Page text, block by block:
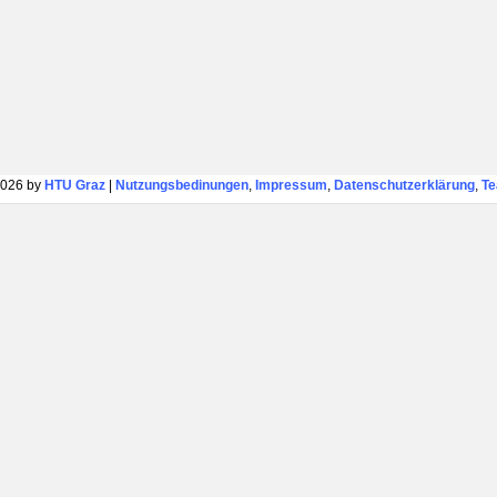
by HTU Graz| Nutzungsbedinungen, Impressum, Datenschutzerklärung,